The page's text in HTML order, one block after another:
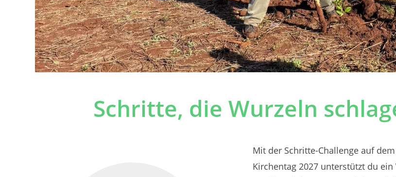
Schritte, die Wurzeln
Mit der Schritte-Challenge auf dem
Kirchentag 2027 unterstützt du ein